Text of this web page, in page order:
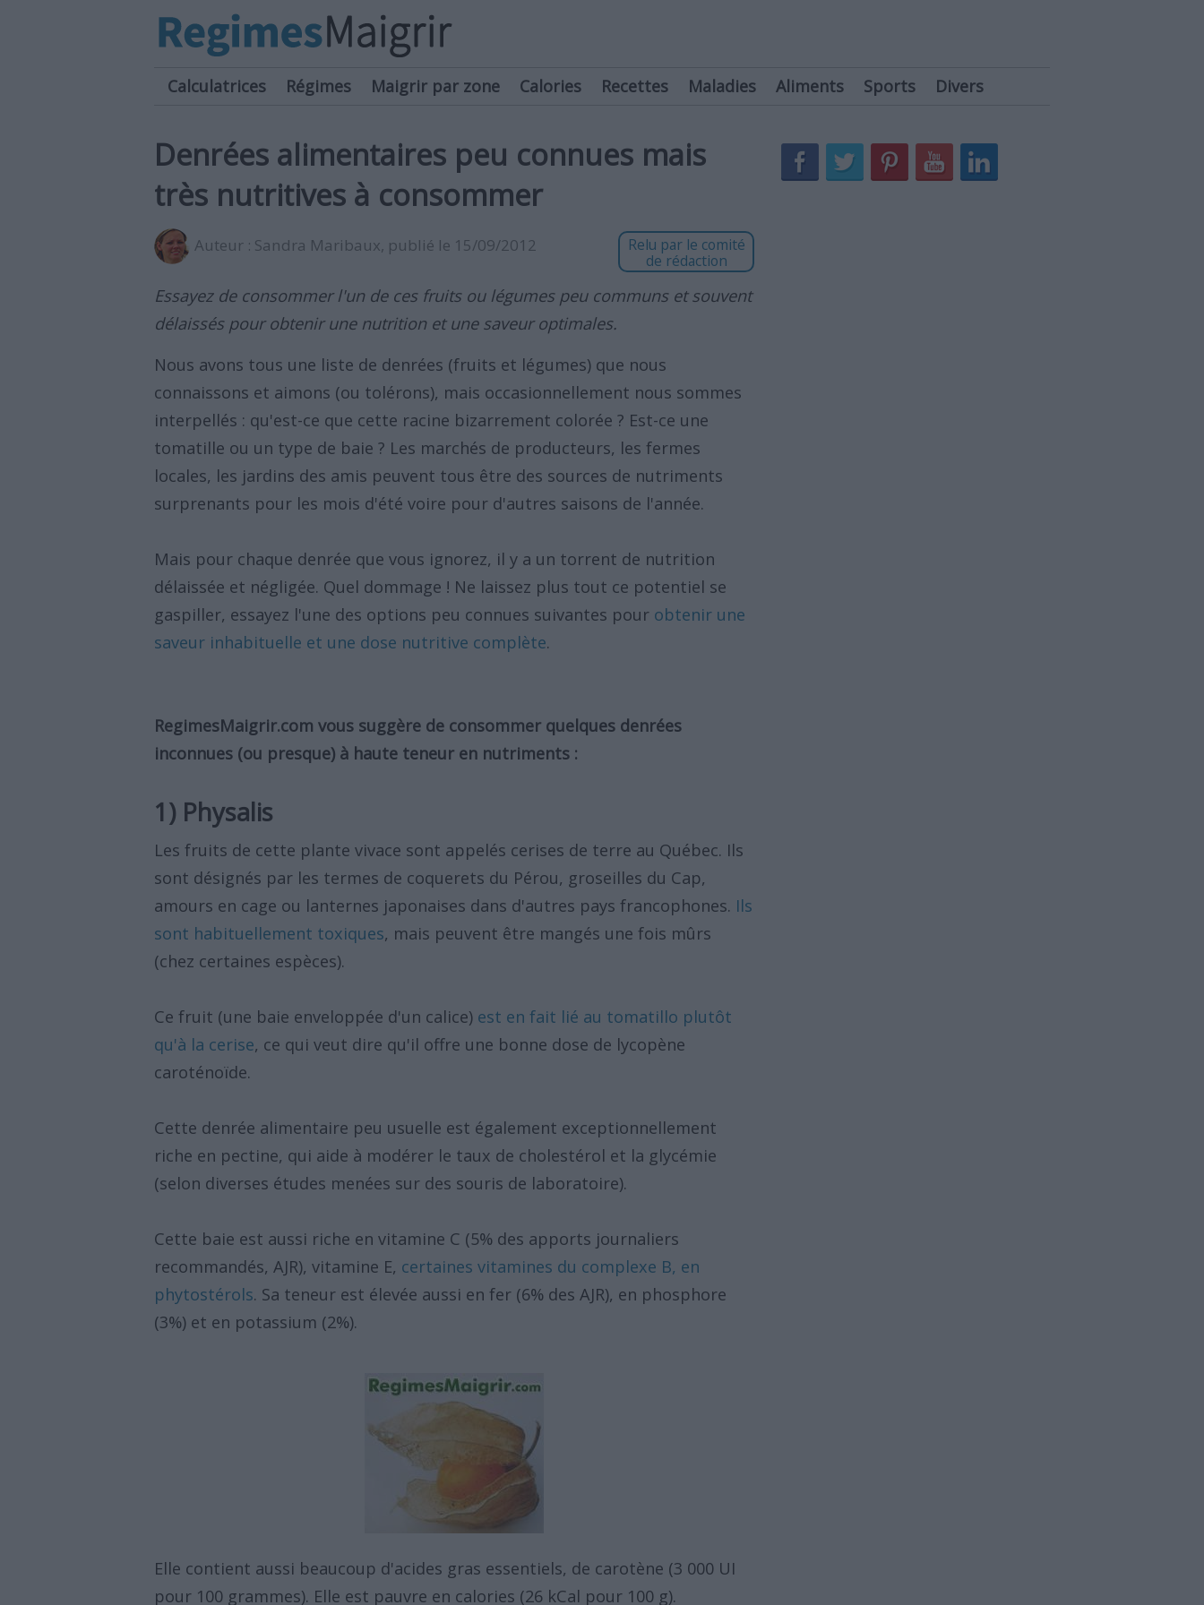
Calculatrices Régimes Maigrir par zone Calories Recettes Maladies Aliments Sports Divers
Denrées alimentaires peu connues mais
très nutritives à consommer
Auteur : Sandra Maribaux, publié le 15/09/2012
Relu par le comité
de rédaction
Essayez de consommer l'un de ces fruits ou légumes peu communs et souvent
délaissés pour obtenir une nutrition et une saveur optimales.
Nous avons tous une liste de denrées (fruits et légumes) que nous
connaissons et aimons (ou tolérons), mais occasionnellement nous sommes
interpellés : qu'est-ce que cette racine bizarrement colorée ? Est-ce une
tomatille ou un type de baie ? Les marchés de producteurs, les fermes
locales, les jardins des amis peuvent tous être des sources de nutriments
surprenants pour les mois d'été voire pour d'autres saisons de l'année.
Mais pour chaque denrée que vous ignorez, il y a un torrent de nutrition
délaissée et négligée. Quel dommage ! Ne laissez plus tout ce potentiel se
gaspiller, essayez l'une des options peu connues suivantes pour obtenir une
saveur inhabituelle et une dose nutritive complète.
RegimesMaigrir.com vous suggère de consommer quelques denrées
inconnues (ou presque) à haute teneur en nutriments :
1) Physalis
Les fruits de cette plante vivace sont appelés cerises de terre au Québec. Ils
sont désignés par les termes de coquerets du Pérou, groseilles du Cap,
amours en cage ou lanternes japonaises dans d'autres pays francophones. Ils
sont habituellement toxiques, mais peuvent être mangés une fois mûrs
(chez certaines espèces).
Ce fruit (une baie enveloppée d'un calice) est en fait lié au tomatillo plutôt
qu'à la cerise, ce qui veut dire qu'il offre une bonne dose de lycopène
caroténoïde.
Cette denrée alimentaire peu usuelle est également exceptionnellement
riche en pectine, qui aide à modérer le taux de cholestérol et la glycémie
(selon diverses études menées sur des souris de laboratoire).
Cette baie est aussi riche en vitamine C (5% des apports journaliers
recommandés, AJR), vitamine E, certaines vitamines du complexe B, en
phytostérols. Sa teneur est élevée aussi en fer (6% des AJR), en phosphore
(3%) et en potassium (2%).
Elle contient aussi beaucoup d'acides gras essentiels, de carotène (3 000 UI
pour 100 grammes). Elle est pauvre en calories (26 kCal pour 100 g).